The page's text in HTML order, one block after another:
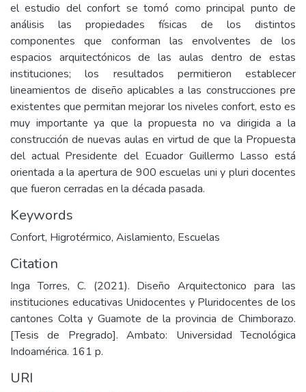
el estudio del confort se tomó como principal punto de
análisis las propiedades físicas de los distintos
componentes que conforman las envolventes de los
espacios arquitectónicos de las aulas dentro de estas
instituciones; los resultados permitieron establecer
lineamientos de diseño aplicables a las construcciones pre
existentes que permitan mejorar los niveles confort, esto es
muy importante ya que la propuesta no va dirigida a la
construcción de nuevas aulas en virtud de que la Propuesta
del actual Presidente del Ecuador Guillermo Lasso está
orientada a la apertura de 900 escuelas uni y pluri docentes
que fueron cerradas en la década pasada.
Keywords
Confort, Higrotérmico, Aislamiento, Escuelas
Citation
Inga Torres, C. (2021). Diseño Arquitectonico para las
instituciones educativas Unidocentes y Pluridocentes de los
cantones Colta y Guamote de la provincia de Chimborazo.
[Tesis de Pregrado]. Ambato: Universidad Tecnológica
Indoamérica. 161 p.
URI